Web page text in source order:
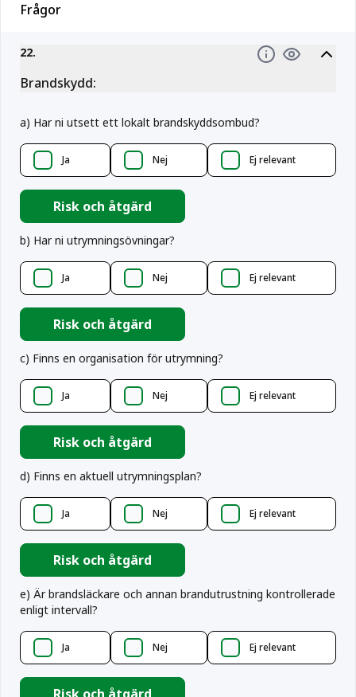
Frågor
22.
Brandskydd:
a) Har ni utsett ett lokalt brandskyddsombud?
Ja Nej Ej relevant
Risk och åtgärd
b) Har ni utrymningsövningar?
Ja Nej Ej relevant
Risk och åtgärd
c) Finns en organisation för utrymning?
Ja Nej Ej relevant
Risk och åtgärd
d) Finns en aktuell utrymningsplan?
Ja Nej Ej relevant
Risk och åtgärd
e) Är brandsläckare och annan brandutrustning kontrollerade
enligt intervall?
Ja Nej Ej relevant